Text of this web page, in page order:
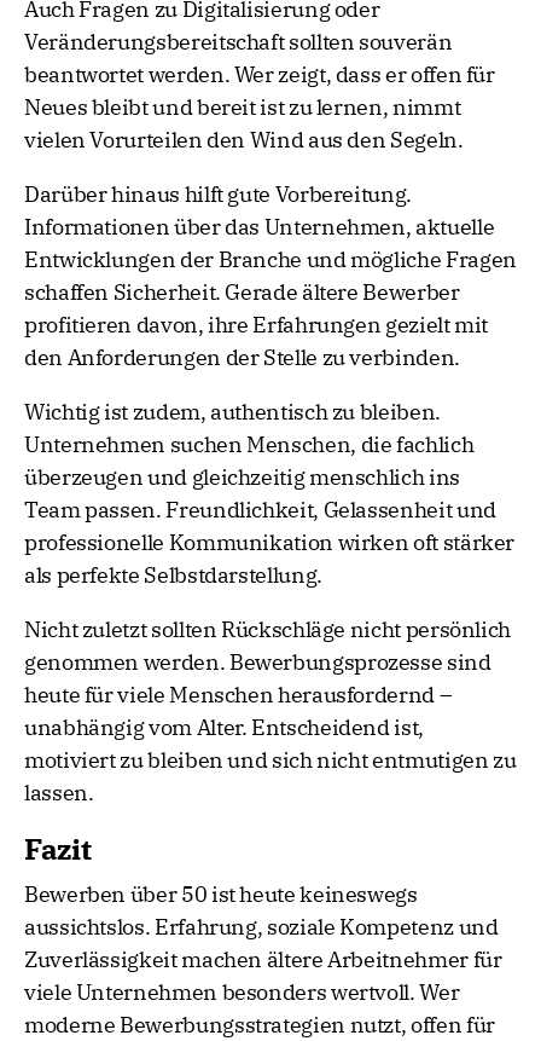
Auch Fragen zu Digitalisierung oder
Veränderungsbereitschaft sollten souverän
beantwortet werden. Wer zeigt, dass er offen für
Neues bleibt und bereit ist zu lernen, nimmt
vielen Vorurteilen den Wind aus den Segeln.
Darüber hinaus hilft gute Vorbereitung.
Informationen über das Unternehmen, aktuelle
Entwicklungen der Branche und mögliche Fragen
schaffen Sicherheit. Gerade ältere Bewerber
profitieren davon, ihre Erfahrungen gezielt mit
den Anforderungen der Stelle zu verbinden.
Wichtig ist zudem, authentisch zu bleiben.
Unternehmen suchen Menschen, die fachlich
überzeugen und gleichzeitig menschlich ins
Team passen. Freundlichkeit, Gelassenheit und
professionelle Kommunikation wirken oft stärker
als perfekte Selbstdarstellung.
Nicht zuletzt sollten Rückschläge nicht persönlich
genommen werden. Bewerbungsprozesse sind
heute für viele Menschen herausfordernd –
unabhängig vom Alter. Entscheidend ist,
motiviert zu bleiben und sich nicht entmutigen zu
lassen.
Fazit
Bewerben über 50 ist heute keineswegs
aussichtslos. Erfahrung, soziale Kompetenz und
Zuverlässigkeit machen ältere Arbeitnehmer für
viele Unternehmen besonders wertvoll. Wer
moderne Bewerbungsstrategien nutzt, offen für